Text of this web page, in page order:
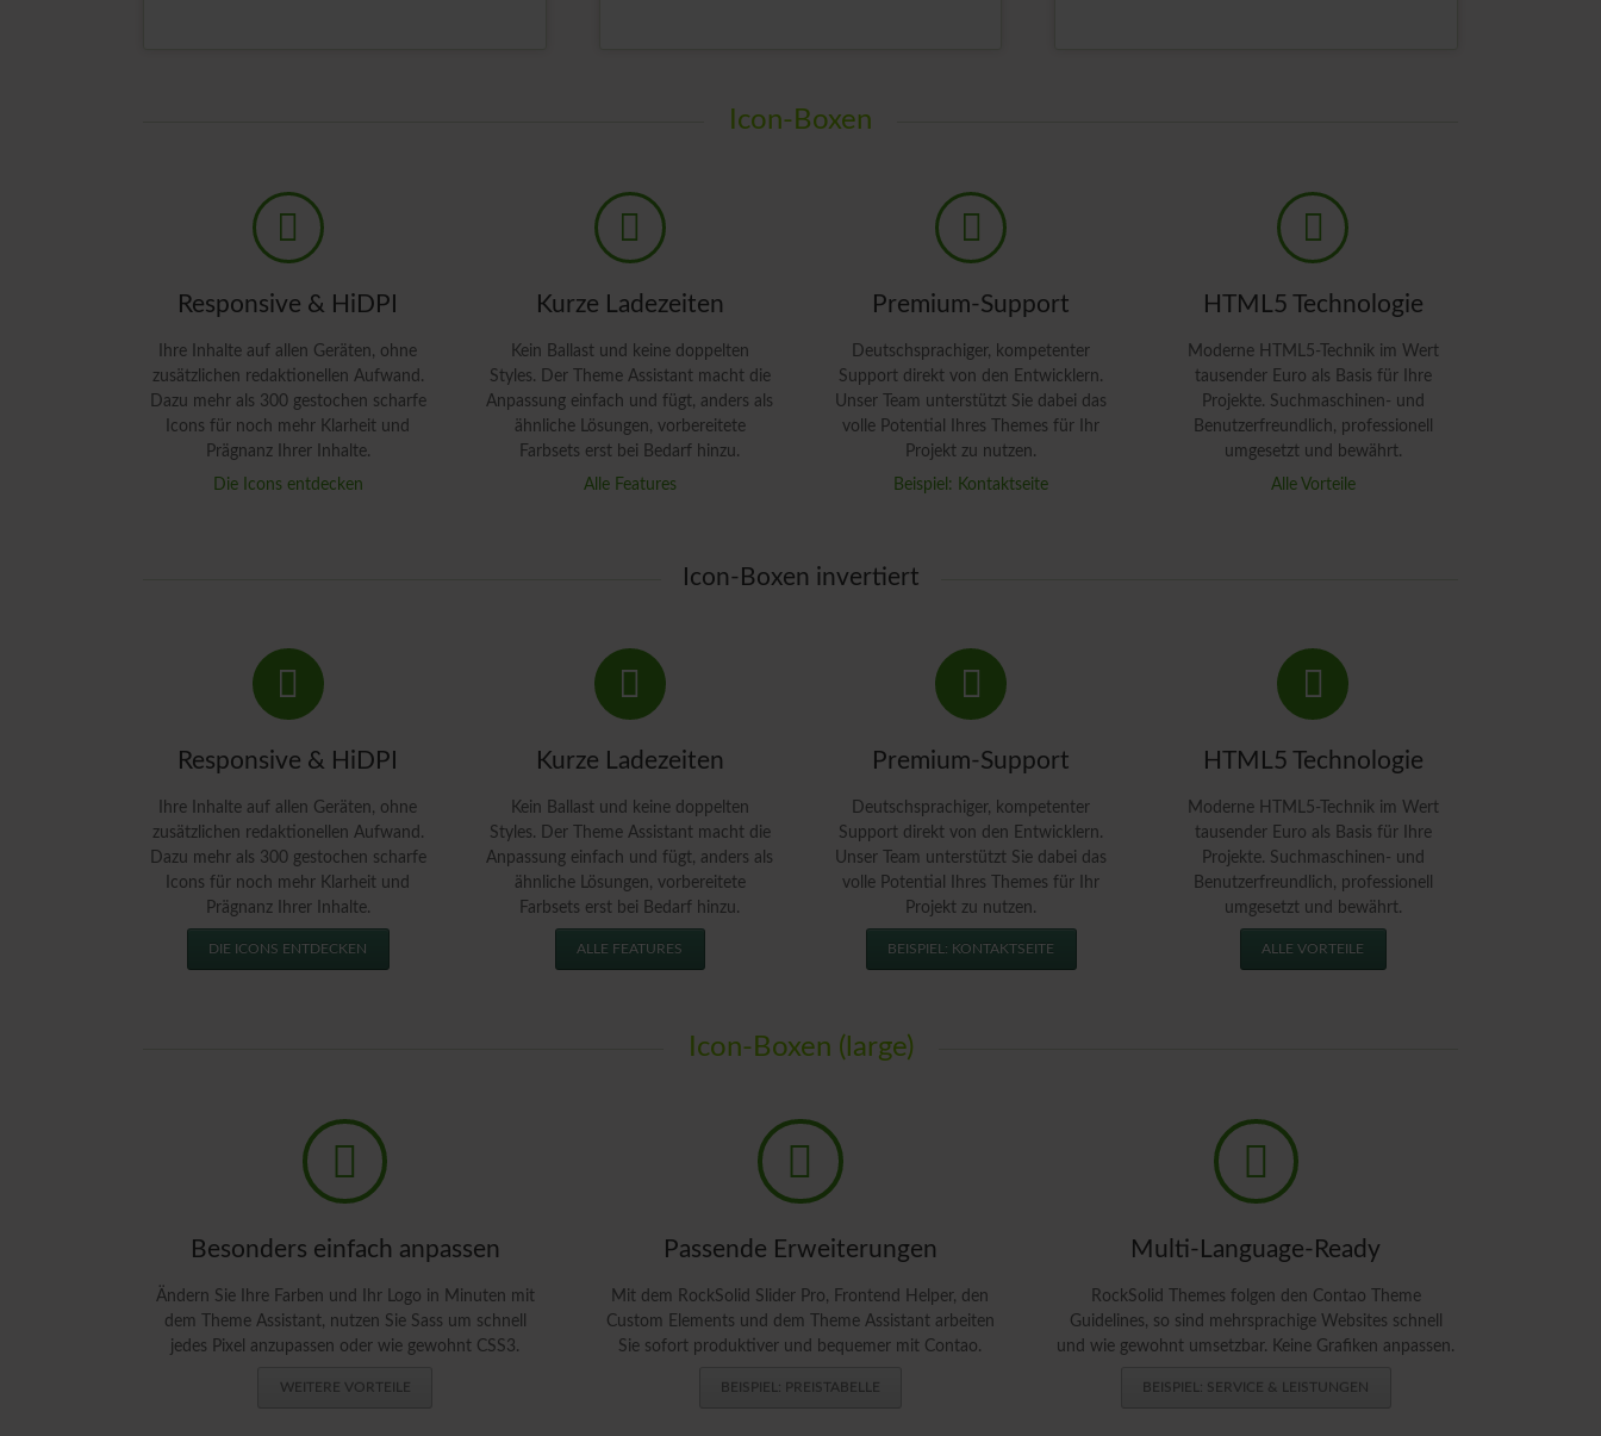
Icon-Boxen
Responsive & HiDPI
Ihre Inhalte auf allen Geräten, ohne
zusätzlichen redaktionellen Aufwand.
Dazu mehr als 300 gestochen scharfe
Icons für noch mehr Klarheit und
Prägnanz Ihrer Inhalte.
Die Icons entdecken
Kurze Ladezeiten
Kein Ballast und keine doppelten
Styles. Der Theme Assistant macht die
Anpassung einfach und fügt, anders als
ähnliche Lösungen, vorbereitete
Farbsets erst bei Bedarf hinzu.
Alle Features
Premium-Support
Deutschsprachiger, kompetenter
Support direkt von den Entwicklern.
Unser Team unterstützt Sie dabei das
volle Potential Ihres Themes für Ihr
Projekt zu nutzen.
Beispiel: Kontaktseite
HTML5 Technologie
Moderne HTML5-Technik im Wert
tausender Euro als Basis für Ihre
Projekte. Suchmaschinen- und
Benutzerfreundlich, professionell
umgesetzt und bewährt.
Alle Vorteile
Icon-Boxen invertiert
Responsive & HiDPI
Ihre Inhalte auf allen Geräten, ohne
zusätzlichen redaktionellen Aufwand.
Dazu mehr als 300 gestochen scharfe
Icons für noch mehr Klarheit und
Prägnanz Ihrer Inhalte.
DIE ICONS ENTDECKEN
Kurze Ladezeiten
Kein Ballast und keine doppelten
Styles. Der Theme Assistant macht die
Anpassung einfach und fügt, anders als
ähnliche Lösungen, vorbereitete
Farbsets erst bei Bedarf hinzu.
ALLE FEATURES
Premium-Support
Deutschsprachiger, kompetenter
Support direkt von den Entwicklern.
Unser Team unterstützt Sie dabei das
volle Potential Ihres Themes für Ihr
Projekt zu nutzen.
BEISPIEL: KONTAKTSEITE
HTML5 Technologie
Moderne HTML5-Technik im Wert
tausender Euro als Basis für Ihre
Projekte. Suchmaschinen- und
Benutzerfreundlich, professionell
umgesetzt und bewährt.
ALLE VORTEILE
Icon-Boxen (large)
Besonders einfach anpassen
Ändern Sie Ihre Farben und Ihr Logo in Minuten mit
dem Theme Assistant, nutzen Sie Sass um schnell
jedes Pixel anzupassen oder wie gewohnt CSS3.
WEITERE VORTEILE
Passende Erweiterungen
Mit dem RockSolid Slider Pro, Frontend Helper, den
Custom Elements und dem Theme Assistant arbeiten
Sie sofort produktiver und bequemer mit Contao.
BEISPIEL: PREISTABELLE
Multi-Language-Ready
RockSolid Themes folgen den Contao Theme
Guidelines, so sind mehrsprachige Websites schnell
und wie gewohnt umsetzbar. Keine Grafiken anpassen.
BEISPIEL: SERVICE & LEISTUNGEN